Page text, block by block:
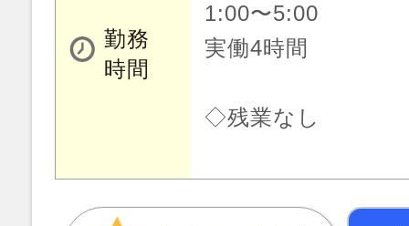
勤務
時間
1:00〜5:00
実働4時間
◇残業なし